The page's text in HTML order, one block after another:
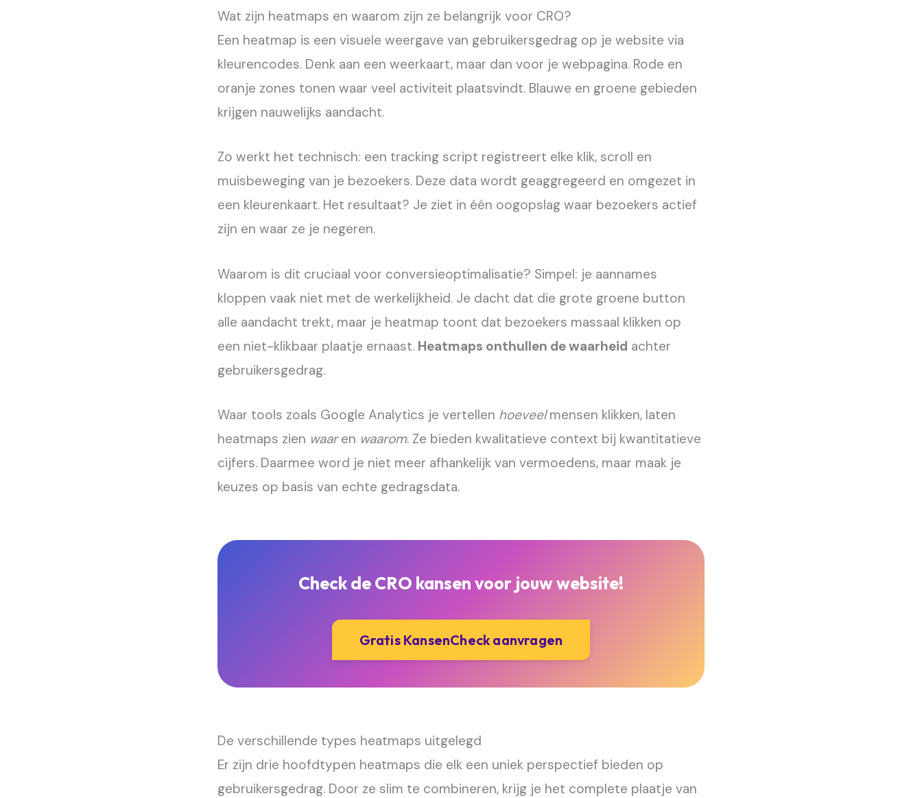
Wat zijn heatmaps en waarom zijn ze belangrijk voor CRO?
Een heatmap is een visuele weergave van gebruikersgedrag op je website via
kleurencodes. Denk aan een weerkaart, maar dan voor je webpagina. Rode en
oranje zones tonen waar veel activiteit plaatsvindt. Blauwe en groene gebieden
krijgen nauwelijks aandacht.
Zo werkt het technisch: een tracking script registreert elke klik, scroll en
muisbeweging van je bezoekers. Deze data wordt geaggregeerd en omgezet in
een kleurenkaart. Het resultaat? Je ziet in één oogopslag waar bezoekers actief
zijn en waar ze je negeren.
Waarom is dit cruciaal voor conversieoptimalisatie? Simpel: je aannames
kloppen vaak niet met de werkelijkheid. Je dacht dat die grote groene button
alle aandacht trekt, maar je heatmap toont dat bezoekers massaal klikken op
een niet-klikbaar plaatje ernaast. Heatmaps onthullen de waarheid achter
gebruikersgedrag.
Waar tools zoals Google Analytics je vertellen hoeveelmensen klikken, laten
heatmaps zien waaren waarom. Ze bieden kwalitatieve context bij kwantitatieve
cijfers. Daarmee word je niet meer afhankelijk van vermoedens, maar maak je
keuzes op basis van echte gedragsdata.
Check de CRO kansen voor jouw website!
Gratis KansenCheck aanvragen
De verschillende types heatmaps uitgelegd
Er zijn drie hoofdtypen heatmaps die elk een uniek perspectief bieden op
gebruikersgedrag. Door ze slim te combineren, krijg je het complete plaatje van